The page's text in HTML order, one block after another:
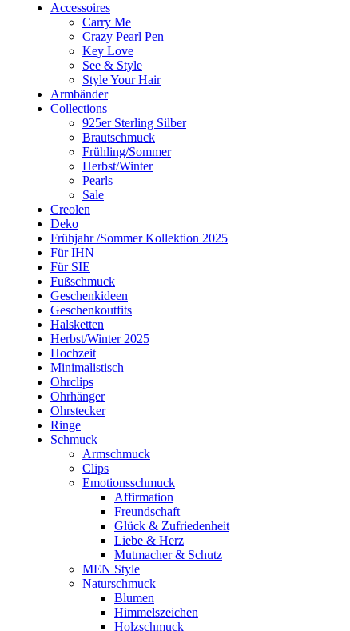
Accessoires
Carry Me
Crazy Pearl Pen
Key Love
See & Style
Style Your Hair
Armbänder
Collections
925er Sterling Silber
Brautschmuck
Frühling/Sommer
Herbst/Winter
Pearls
Sale
Creolen
Deko
Frühjahr /Sommer Kollektion 2025
Für IHN
Für SIE
Fußschmuck
Geschenkideen
Geschenkoutfits
Halsketten
Herbst/Winter 2025
Hochzeit
Minimalistisch
Ohrclips
Ohrhänger
Ohrstecker
Ringe
Schmuck
Armschmuck
Clips
Emotionsschmuck
Affirmation
Freundschaft
Glück & Zufriedenheit
Liebe & Herz
Mutmacher & Schutz
MEN Style
Naturschmuck
Blumen
Himmelszeichen
Holzschmuck